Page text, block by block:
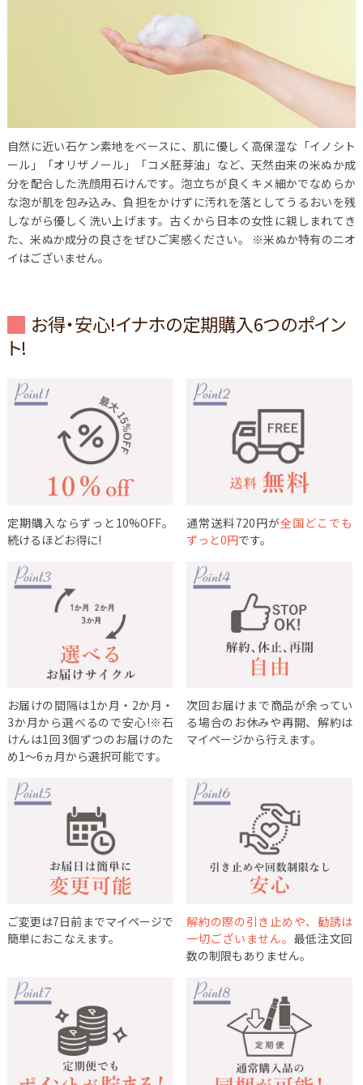
自然に近い石ケン素地をベースに、肌に優しく高保湿な「イノシト
ール」「オリザノール」「コメ胚芽油」など、天然由来の米ぬか成
分を配合した洗顔用石けんです。泡立ちが良くキメ細かでなめらか
な泡が肌を包み込み、負担をかけずに汚れを落としてうるおいを残
しながら優しく洗い上げます。古くから日本の女性に親しまれてき
た、米ぬか成分の良さをぜひご実感ください。 ※米ぬか特有のニオ
イはございません。
お得・安心!イナホの定期購入6つのポイン
ト!
定期購入ならずっと10%OFF。
続けるほどお得に!
通常送料720円が全国どこでも
ずっと0円です。
お届けの間隔は1か月・2か月・
3か月から選べるので安心!※石
けんは1回3個ずつのお届けのた
め1～6ヵ月から選択可能です。
次回お届けまで商品が余ってい
る場合のお休みや再開、解約は
マイページから行えます。
ご変更は7日前までマイページで
簡単におこなえます。
解約の際の引き止めや、勧誘は
一切ございません。 最低注文回
数の制限もありません。